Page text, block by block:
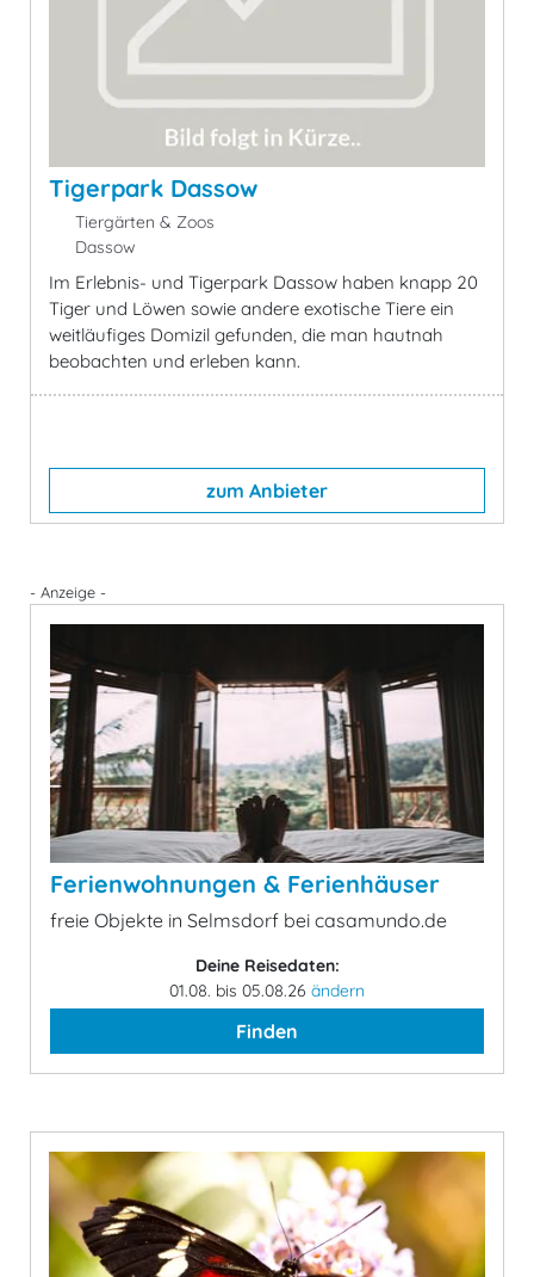
Tigerpark Dassow
Tiergärten & Zoos
Dassow
Im Erlebnis- und Tigerpark Dassow haben knapp 20
Tiger und Löwen sowie andere exotische Tiere ein
weitläufiges Domizil gefunden, die man hautnah
beobachten und erleben kann.
zum Anbieter
- Anzeige -
Ferienwohnungen & Ferienhäuser
freie Objekte in Selmsdorf bei casamundo.de
Deine Reisedaten:
01.08. bis 05.08.26 ändern
Finden